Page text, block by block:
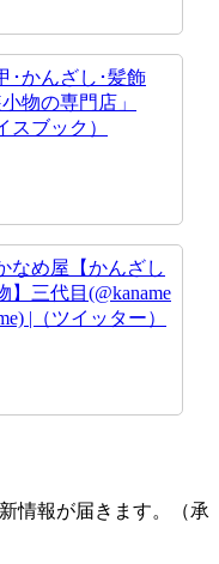
･かんざし･髪飾
物の専門店」
スブック）
なめ屋【かんざし
】三代目(@kaname
|（ツイッター）
情報が届きます。（承